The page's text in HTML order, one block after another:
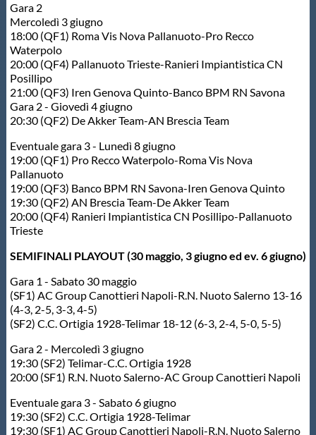
Gara 2
Mercoledì 3 giugno
18:00 (QF1) Roma Vis Nova Pallanuoto-Pro Recco
Waterpolo
20:00 (QF4) Pallanuoto Trieste-Ranieri Impiantistica CN
Posillipo
21:00 (QF3) Iren Genova Quinto-Banco BPM RN Savona
Gara 2 - Giovedì 4 giugno
20:30 (QF2) De Akker Team-AN Brescia Team
Eventuale gara 3 - Lunedì 8 giugno
19:00 (QF1) Pro Recco Waterpolo-Roma Vis Nova
Pallanuoto
19:00 (QF3) Banco BPM RN Savona-Iren Genova Quinto
19:30 (QF2) AN Brescia Team-De Akker Team
20:00 (QF4) Ranieri Impiantistica CN Posillipo-Pallanuoto
Trieste
SEMIFINALI PLAYOUT (30 maggio, 3 giugno ed ev. 6 giugno)
Gara 1 - Sabato 30 maggio
(SF1) AC Group Canottieri Napoli-R.N. Nuoto Salerno 13-16
(4-3, 2-5, 3-3, 4-5)
(SF2) C.C. Ortigia 1928-Telimar 18-12 (6-3, 2-4, 5-0, 5-5)
Gara 2 - Mercoledì 3 giugno
19:30 (SF2) Telimar-C.C. Ortigia 1928
20:00 (SF1) R.N. Nuoto Salerno-AC Group Canottieri Napoli
Eventuale gara 3 - Sabato 6 giugno
19:30 (SF2) C.C. Ortigia 1928-Telimar
19:30 (SF1) AC Group Canottieri Napoli-R.N. Nuoto Salerno